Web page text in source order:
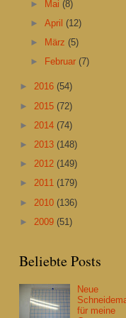
► Mai(8)
►April(12)
►
März(5)
►
Februar(7)
► 2016 (54)
► 2015 (72)
► 2014 (74)
► 2013 (148)
► 2012 (149)
► 2011 (179)
► 2010 (136)
► 2009 (51)
Beliebte Posts
Neue
für meine